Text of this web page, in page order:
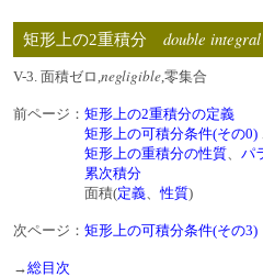
矩形上の2重積分double integral
V-3. 面積ゼロ, negligible ,零集合
前ページ： 矩形上の2重積分の定義
矩形上の可積分条件(その0)
矩形上の重積分の性質
パ
累次積分
面積(定義 、性質)
次ページ： 矩形上の可積分条件(その3)
→総目次